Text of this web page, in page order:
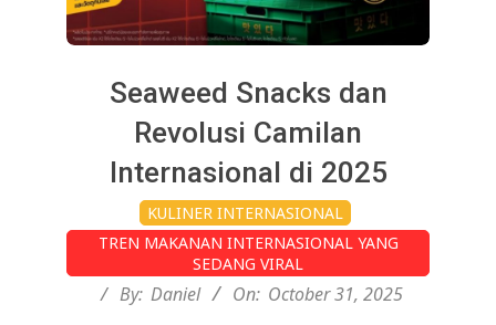
Seaweed Snacks dan
Revolusi Camilan
Internasional di 2025
10-
KULINER INTERNASIONAL
TREN MAKANAN INTERNASIONAL YANG
SEDANG VIRAL
By: Daniel On: October 31, 2025